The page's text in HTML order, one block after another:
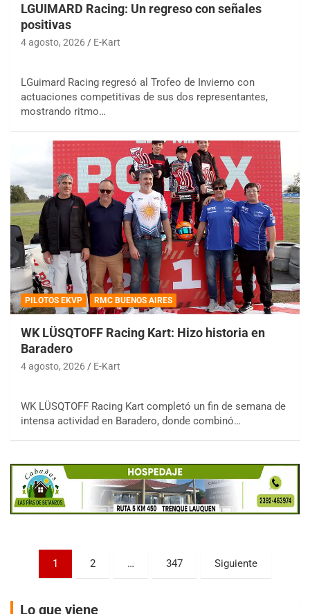
LGUIMARD Racing: Un regreso con señales
positivas
4 agosto, 2026 E-Kart
LGuimard Racing regresó al Trofeo de Invierno con
actuaciones competitivas de sus dos representantes,
mostrando ritmo…
PILOTOS EKVP RMC BUENOS AIRES
WK LÜSQTOFF Racing Kart: Hizo historia en
Baradero
4 agosto, 2026 E-Kart
WK LÜSQTOFF Racing Kart completó un fin de semana de
intensa actividad en Baradero, donde combinó…
Paginación
entradas
1 2 … 347 Siguiente
Lo que viene
COBERTURA ESPECIAL DE E-KART.COM.AR
08/09-AGO
Baradero (Buenos Aires)
KDO - F6
Ciudad de Trenque Lauquen (Asfalto)
Trenque Lauquen (Buenos Aires)
Villaguay (Entre Ríos)
El Cerro (Tierra)